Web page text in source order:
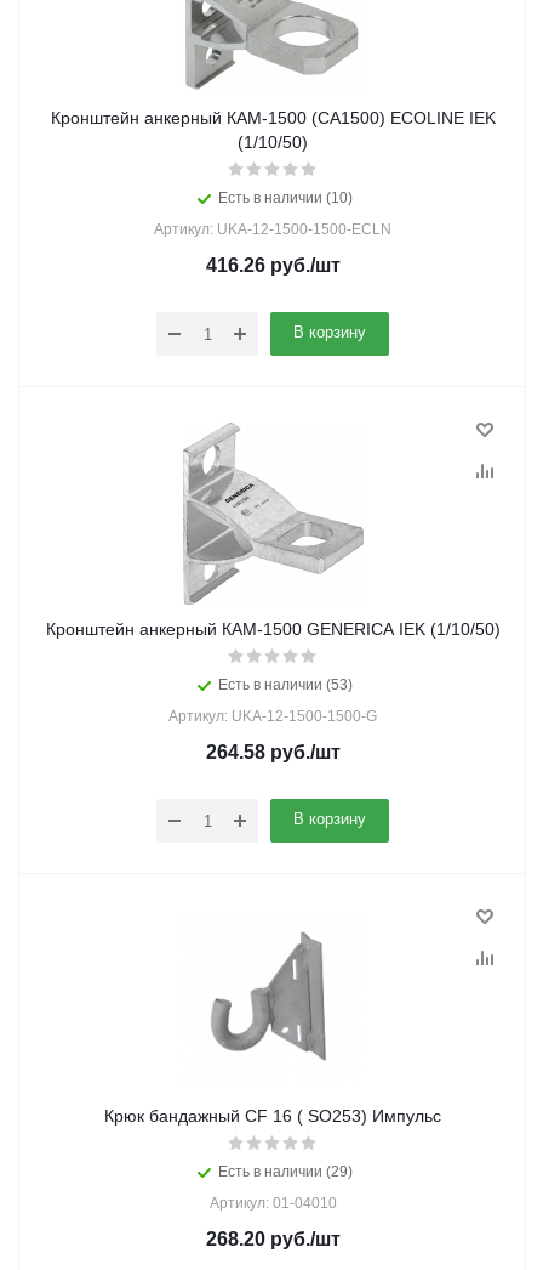
Кронштейн анкерный КАМ-1500 (CA1500) ECOLINE IEK
(1/10/50)
Есть в наличии (10)
Артикул: UKA-12-1500-1500-ECLN
416.26руб./шт
В корзину
Кронштейн анкерный КАМ-1500 GENERICA IEK (1/10/50)
Есть в наличии (53)
Артикул: UKA-12-1500-1500-G
264.58руб./шт
В корзину
Крюк бандажный CF 16 ( SO253) Импульс
Есть в наличии (29)
Артикул: 01-04010
268.20руб./шт